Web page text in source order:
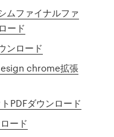
ムファイナルファ
ード
ンロード
chrome拡張
PDFダウンロード
ード